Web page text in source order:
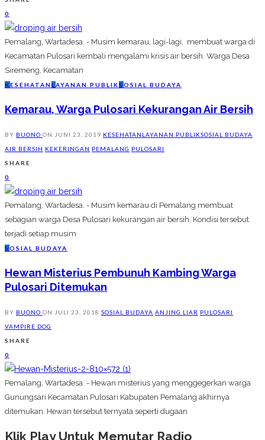
0
Pemalang, Wartadesa. - Musim kemarau, lagi-lagi, membuat warga di
Kecamatan Pulosari kembali mengalami krisis air bersih. Warga Desa
Siremeng, Kecamatan
KESEHATAN L AYANAN PUBLIKS OSIAL BUDAYA
Kemarau, Warga Pulosari Kekurangan Air Bersih
BY BUONO ON JUNI 23, 2019 KESEHATAN LAYANAN PUBLIKSOSIAL BUDAYA
AIR BERSIH KEKERINGAN PEMALANG PULOSARI
SHARE
0
Pemalang, Wartadesa. - Musim kemarau di Pemalang membuat
sebagian warga Desa Pulosari kekurangan air bersih. Kondisi tersebut
terjadi setiap musim
S OSIAL BUDAYA
Hewan Misterius Pembunuh Kambing Warga
Pulosari Ditemukan
BY BUONO ON JULI 23, 2018 SOSIAL BUDAYA ANJING LIAR PULOSARI
VAMPIRE DOG
SHARE
0
Pemalang, Wartadesa. - Hewan misterius yang menggegerkan warga
Gunungsari Kecamatan Pulosari Kabupaten Pemalang akhirnya
ditemukan. Hewan tersebut ternyata seperti dugaan
Klik Play Untuk Memutar Radio